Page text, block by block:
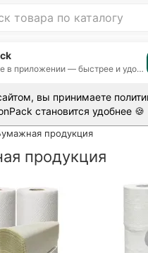
Откройте в приложении — быстрее и удобнее
вы принимаете
становится удобнее 🍪
продукция
продукция